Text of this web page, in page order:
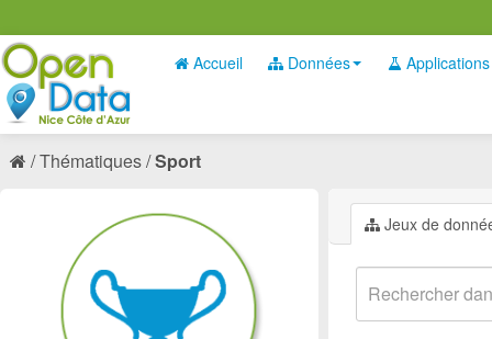
Accueil Données Applications
Thématiques Sport
Jeux de